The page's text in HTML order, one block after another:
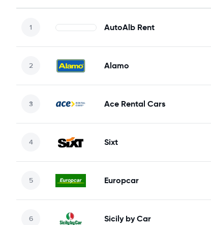
AutoAlb Rent
Alamo
Ace Rental Cars
Sixt
Europcar
Sicily by Car